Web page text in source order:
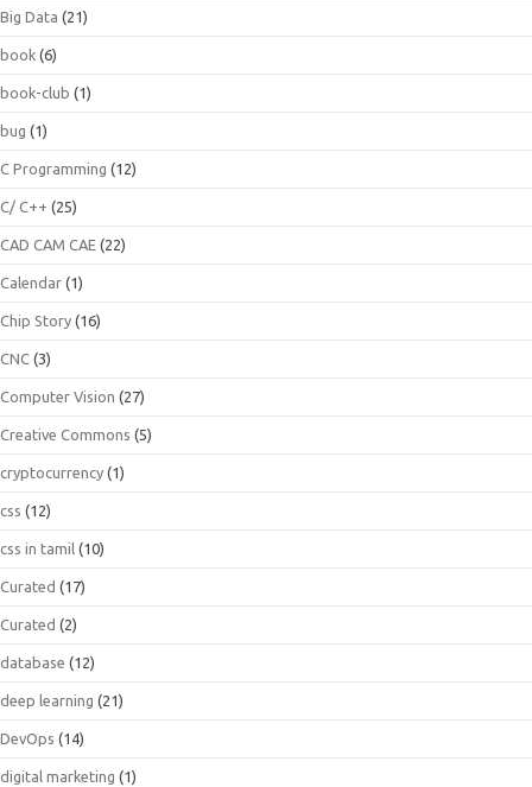
Big Data (21)
book (6)
book-club (1)
bug (1)
C Programming (12)
C/ C++ (25)
CAD CAM CAE (22)
Calendar (1)
Chip Story (16)
CNC (3)
Computer Vision (27)
Creative Commons (5)
cryptocurrency (1)
css (12)
css in tamil (10)
Curated (17)
Curated (2)
database (12)
deep learning (21)
DevOps (14)
digital marketing (1)